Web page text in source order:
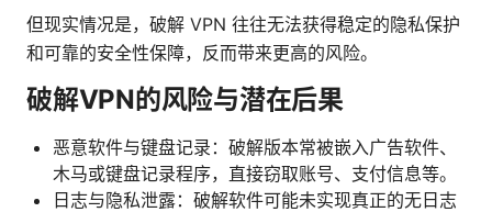
但现实情况是，破解 VPN 往往无法获得稳定的隐私保护
和可靠的安全性保障，反而带来更高的风险。
破解VPN的风险与潜在后果
恶意软件与键盘记录：破解版本常被嵌入广告软件、
木马或键盘记录程序，直接窃取账号、支付信息等。
日志与隐私泄露：破解软件可能未实现真正的无日志